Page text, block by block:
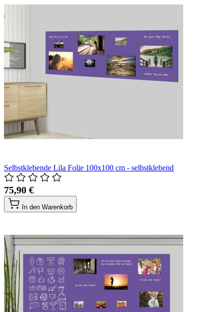
Selbstklebende Lila Folie 100x100 cm - selbstklebend
75,90 €
In den Warenkorb